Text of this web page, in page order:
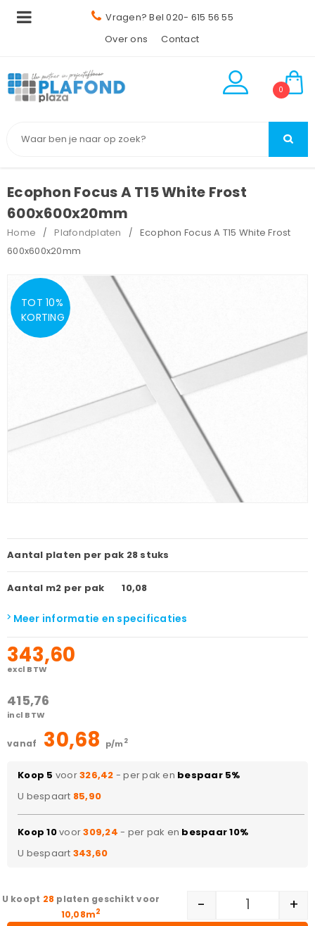
Vragen? Bel 020- 615 56 55
Over ons
Contact
0
Ecophon Focus A T15 White Frost
600x600x20mm
Home / Plafondplaten /
Ecophon Focus A T15 White Frost
600x600x20mm
TOT 10%
KORTING
Aantal platen per pak 28 stuks
Aantal m2 per pak 10,08
Meer informatie en specificaties
343,60
excl BTW
415,76
incl BTW
vanaf 30,68 p/m 2
Koop 5 voor326,42 - per pak en bespaar 5%
U bespaart 85,90
Koop 10voor309,24 - per pak en bespaar 10%
U bespaart 343,60
- +
28 platen geschikt voor
10,08m2